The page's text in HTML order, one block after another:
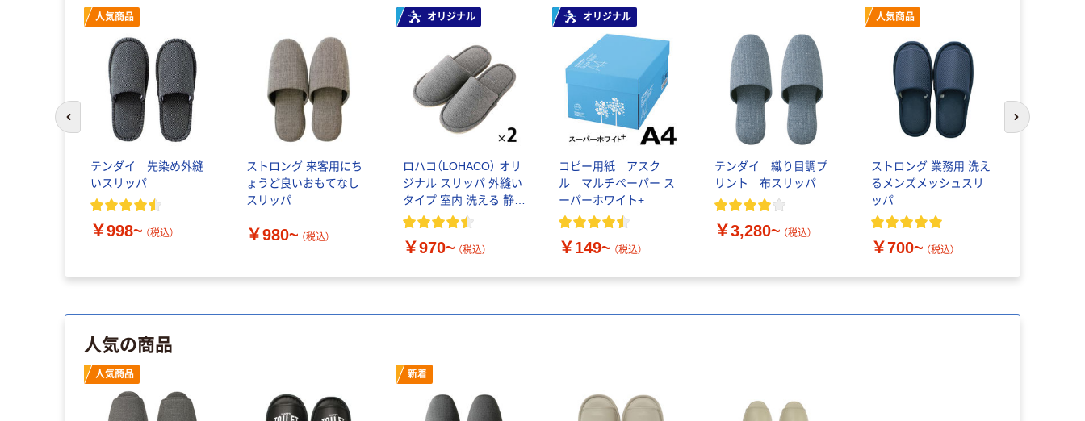
人気商品
テンダイ 先染め外縫
いスリッパ
￥998~ （税込）
ストロング 来客用にち
ょうど良いおもてなし
スリッパ
￥980~ （税込）
オリジナル
ロハコ（LOHACO） オリ
ジナル スリッパ 外縫い
タイプ 室内 洗える 静音
滑り止め付き
￥970~ （税込）
オリジナル
コピー用紙 アスク
ル マルチペーパー ス
ーパーホワイト+
￥149~ （税込）
テンダイ 織り目調プ
リント 布スリッパ
￥3,280~ （税込）
人気商品
ストロング 業務用 洗え
るメンズメッシュスリ
ッパ
￥700~ （税込）
前のスライドへ 次のスライド
人気の商品
人気商品 新着